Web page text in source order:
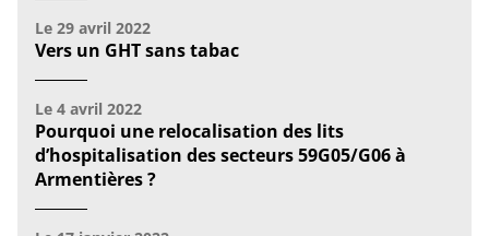
Le 29 avril 2022
Vers un GHT sans tabac
Le 4 avril 2022
Pourquoi une relocalisation des lits
d’hospitalisation des secteurs 59G05/G06 à
Armentières ?